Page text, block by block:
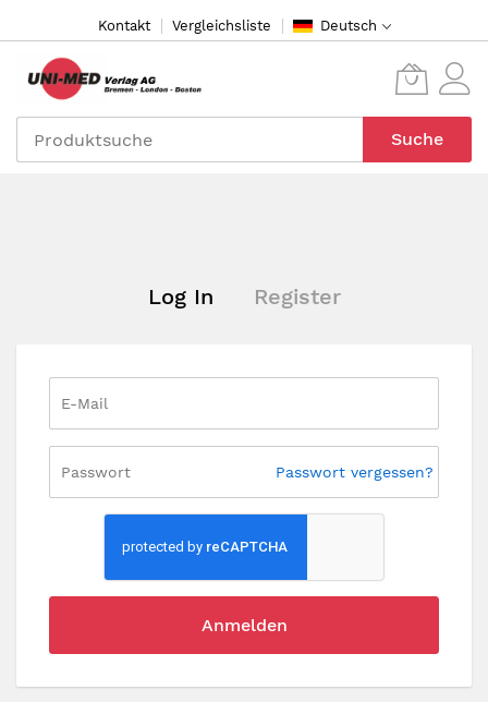
Inhalt
Kontakt Vergleichsliste Deutsch
Suche
Log In Register
Passwort vergessen?
Anmelden